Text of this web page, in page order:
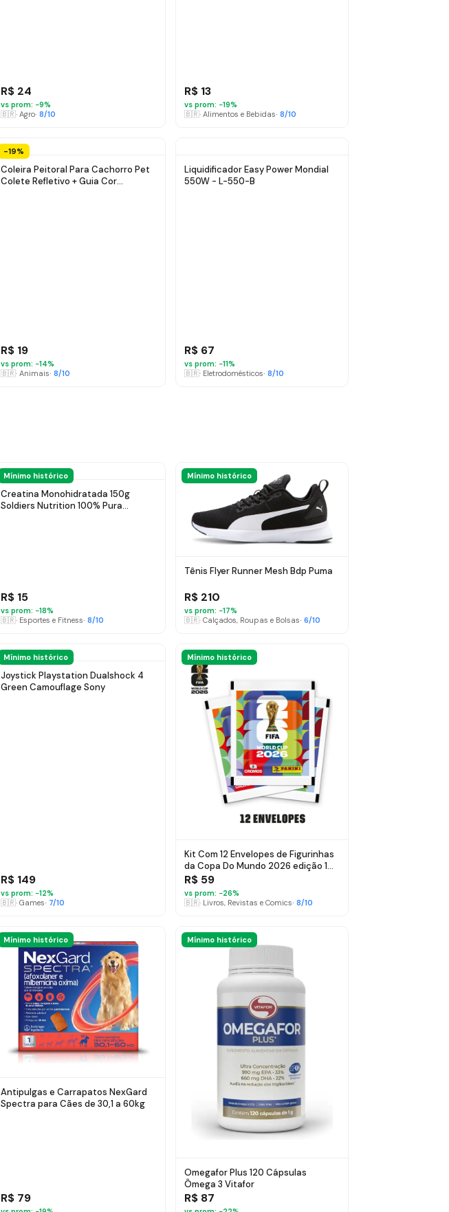
R$ 24
vs prom: −9%
🇧🇷· Agro· 8/10
R$ 13
vs prom: −19%
🇧🇷· Alimentos e Bebidas· 8/10
-19%
Coleira Peitoral Para Cachorro Pet
Colete Refletivo + Guia Cor
R$ 19
vs prom: −14%
🇧🇷· Animais· 8/10
Liquidificador Easy Power Mondial
550W - L-550-B
R$ 67
vs prom: −11%
🇧🇷· Eletrodomésticos· 8/10
Mínimo histórico
Creatina Monohidratada 150g
Soldiers Nutrition 100% Pura
R$ 15
vs prom: −18%
🇧🇷· Esportes e Fitness· 8/10
Mínimo histórico
Tênis Flyer Runner Mesh Bdp Puma
R$ 210
vs prom: −17%
🇧🇷· Calçados, Roupas e Bolsas· 6/10
Mínimo histórico
Joystick Playstation Dualshock 4
Green Camouflage Sony
R$ 149
vs prom: −12%
🇧🇷· Games· 7/10
Mínimo histórico
Kit Com 12 Envelopes de Figurinhas
da Copa Do Mundo 2026 edição 1
editora Panini
R$ 59
vs prom: −26%
🇧🇷· Livros, Revistas e Comics· 8/10
Mínimo histórico
Antipulgas e Carrapatos NexGard
Spectra para Cães de 30,1 a 60kg
R$ 79
Mínimo histórico
Omegafor Plus 120 Cápsulas
Ômega 3 Vitafor
R$ 87